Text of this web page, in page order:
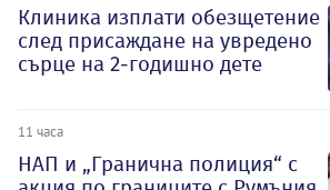
Клиника изплати обезщетение
след присаждане на увредено
сърце на 2-годишно дете
11 часа
НАП и „Гранична полиция“ с